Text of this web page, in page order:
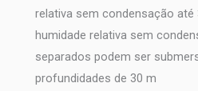
relativa sem condensação até
humidade relativa sem
separados podem ser
profundidades de 30 m